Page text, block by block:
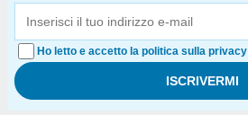
Ho letto e accetto la politica sulla privacy